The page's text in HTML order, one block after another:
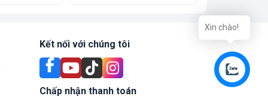
Kết nối với chúng tôi
Chấp nhận thanh toán
Liên hệ
Xin chào!